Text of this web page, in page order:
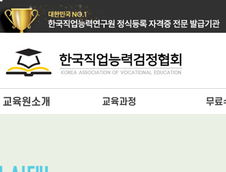
교육원소개 교육과정 무료